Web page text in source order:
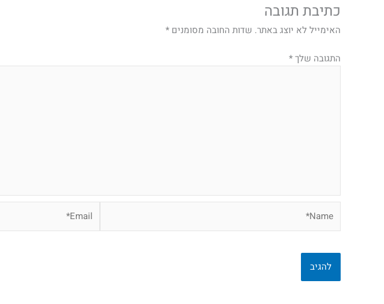
כתיבת תגובה
האימייל לא יוצג באתר. שדות החובה מסומנים *
התגובה שלך*